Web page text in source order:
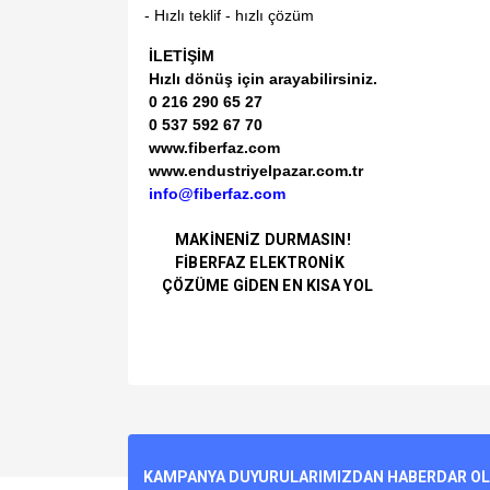
- Hızlı teklif - hızlı çözüm
İLETİŞİM
Hızlı dönüş için arayabilirsiniz.
0 216 290 65 27
0 537 592 67 70
www.fiberfaz.com
www.endustriyelpazar.com.tr
info@fiberfaz.com
MAKİNENİZ DURMASIN!
FİBERFAZ ELEKTRONİK
ÇÖZÜME GİDEN EN KISA YOL
Ürün resmi kalitesiz, bozuk veya
KAMPANYA DUYURULARIMIZDAN HABERDAR